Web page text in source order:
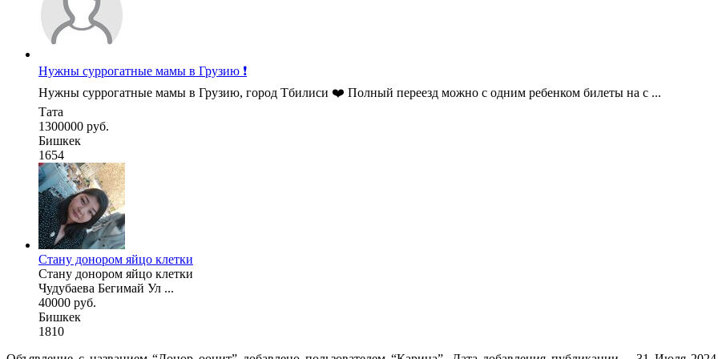
Нужны суррогатные мамы в Грузию ❗
Нужны суррогатные мамы в Грузию, город Тбилиси ❤️ Полный переезд можно с одним ребенком билеты на с ...
Тата
1300000 руб.
Бишкек
1654
Стану донором яйцо клетки
Стану донором яйцо клетки
Чудубаева Бегимай Ул ...
40000 руб.
Бишкек
1810